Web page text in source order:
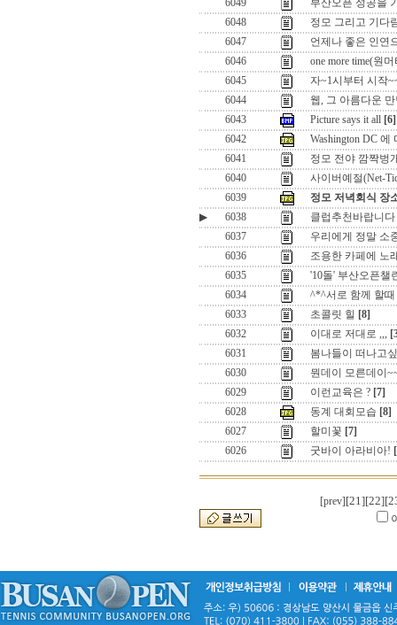
6049
부산오픈 성공을
6048
정모 그리고 기다
6047
언제나 좋은 인연
6046
one more time(원
6045
자~1시부터 시작
6044
웹, 그 아름다운
6043
Picture says it all [6]
6042
Washington DC 에
6041
정모 전야 깜짝벙
6040
사이버예절(Net-
6039
정모 저녁회식 장
▶
6038
클럽추천바랍니다
6037
우리에게 정말 소
6036
조용한 카페에 노
6035
'10돌' 부산오픈챌
6034
^*^서로 함께 할
6033
초콜릿 힐 [8]
6032
이대로 저대로 ,,,
6031
봄나들이 떠나고
6030
뭔데이 모른데이
6029
이런교육은 ? [7]
6028
동계 대회모습 [8]
6027
할미꽃 [7]
6026
굿바이 아라비아!
[prev] [21][22]